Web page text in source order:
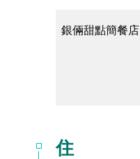
銀倆甜點簡餐店
住